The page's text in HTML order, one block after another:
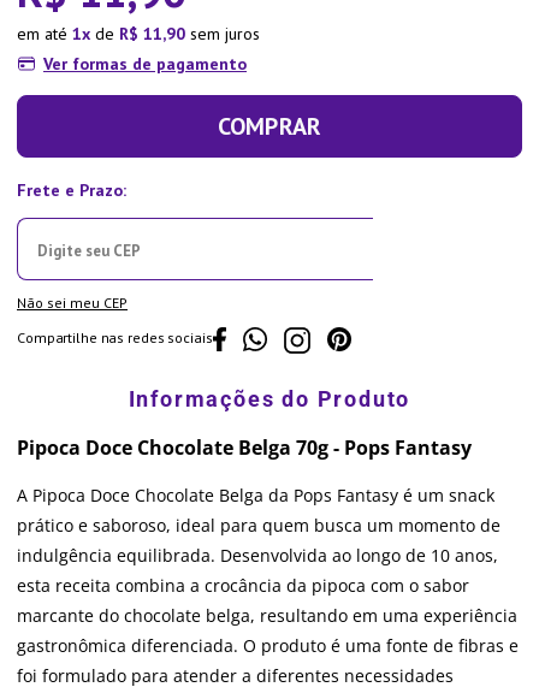
em até 1 de R$ 11,90 sem juros
Ver formas de pagamento
COMPRAR
Não sei meu CEP
Compartilhe nas redes sociais
Pipoca Doce Chocolate Belga 70g - Pops Fantasy
A Pipoca Doce Chocolate Belga da Pops Fantasy é um snack
prático e saboroso, ideal para quem busca um momento de
indulgência equilibrada. Desenvolvida ao longo de 10 anos,
esta receita combina a crocância da pipoca com o sabor
marcante do chocolate belga, resultando em uma experiência
gastronômica diferenciada. O produto é uma fonte de fibras e
foi formulado para atender a diferentes necessidades